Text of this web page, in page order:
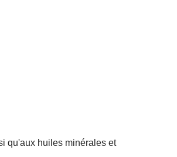
qu'aux huiles minérales et